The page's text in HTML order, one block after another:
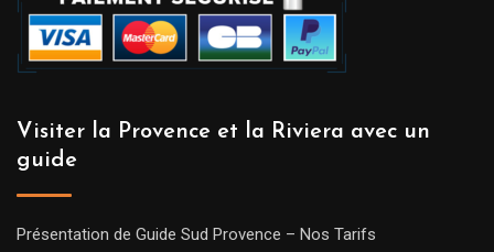
Visiter la Provence et la Riviera avec un
guide
Présentation de Guide Sud Provence – Nos Tarifs